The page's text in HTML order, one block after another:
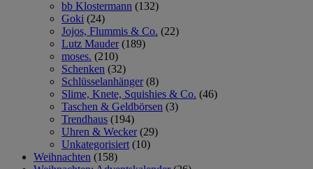
bb Klostermann (132)
Goki (24)
Jojos, Flummis & Co. (22)
Lutz Mauder (189)
moses. (210)
Schenken (32)
Schlüsselanhänger (8)
Slime, Knete, Squishies & Co. (46)
Taschen & Geldbörsen (3)
Trendhaus (194)
Uhren & Wecker (29)
Unkategorisiert (10)
Weihnachten (158)